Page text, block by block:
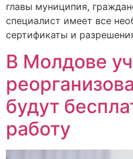
главы муниципия,
специалист имеет все
сертификаты и
В Молдове
будут
работу